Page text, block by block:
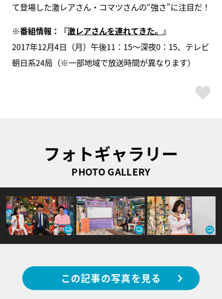
て登場した激レアさん・コマツさんの“強さ”に注目だ！
※番組情報：『激レアさんを連れてきた。 』
2017年12月4日（月）午後11：15～深夜0：15、テレビ
朝日系24局（※一部地域で放送時間が異なります）
フォトギャラリー
PHOTO GALLERY
この記事の写真を見る